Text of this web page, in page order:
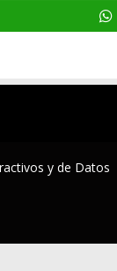
y de Datos